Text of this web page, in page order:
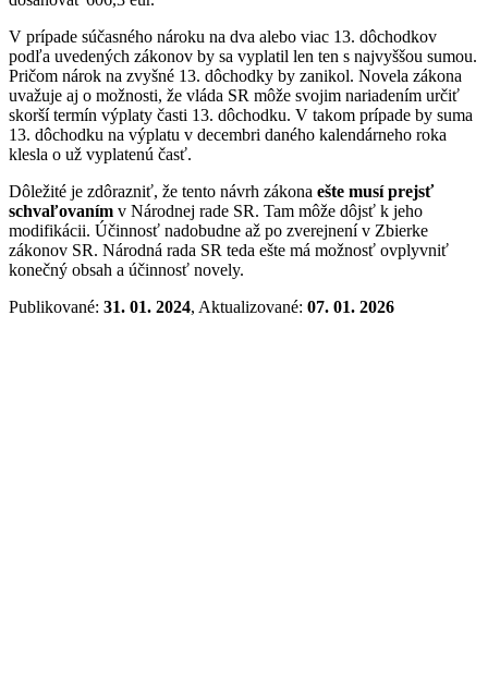
V prípade súčasného nároku na dva alebo viac 13. dôchodkov
podľa uvedených zákonov by sa vyplatil len ten s najvyššou sumou.
Pričom nárok na zvyšné 13. dôchodky by zanikol. Novela zákona
uvažuje aj o možnosti, že vláda SR môže svojim nariadením určiť
skorší termín výplaty časti 13. dôchodku. V takom prípade by suma
13. dôchodku na výplatu v decembri daného kalendárneho roka
klesla o už vyplatenú časť.
Dôležité je zdôrazniť, že tento návrh zákona ešte musí prejsť
schvaľovaním v Národnej rade SR. Tam môže dôjsť k jeho
modifikácii. Účinnosť nadobudne až po zverejnení v Zbierke
zákonov SR. Národná rada SR teda ešte má možnosť ovplyvniť
konečný obsah a účinnosť novely.
Publikované: 31. 01. 2024, Aktualizované: 07. 01. 2026